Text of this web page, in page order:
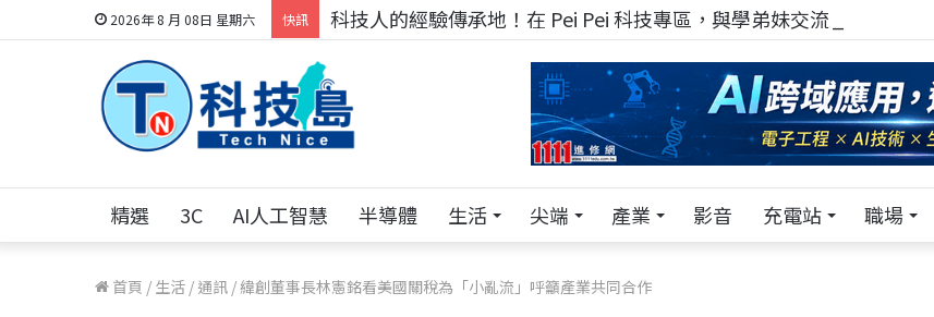
2026年 8 月 08日 星期六 快訊 科技人的經驗傳承地！在 Pei Pei 科技專區，與學弟妹交流最硬核的技術
精選 3C AI人工智慧 半導體 生活 尖端 產業 影音 充電站 職場
首頁 / 生活 / 通訊 /緯創董事長林憲銘看美國關稅為「小亂流」呼籲產業共同合作